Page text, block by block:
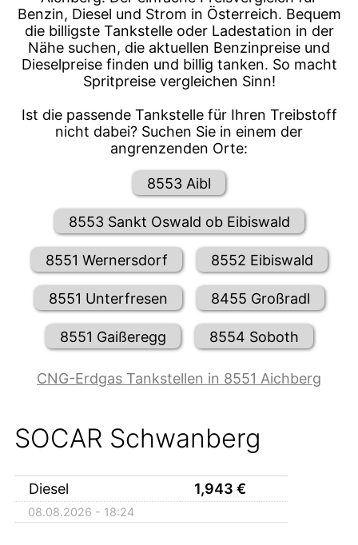
Benzin, Diesel und Strom in Österreich. Bequem
die billigste Tankstelle oder Ladestation in der
Nähe suchen, die aktuellen Benzinpreise und
Dieselpreise finden und billig tanken. So macht
Spritpreise vergleichen Sinn!
Ist die passende Tankstelle für Ihren Treibstoff
nicht dabei? Suchen Sie in einem der
angrenzenden Orte:
8553 Aibl
8553 Sankt Oswald ob Eibiswald
8551 Wernersdorf 8552 Eibiswald
8551 Unterfresen 8455 Großradl
8551 Gaißeregg 8554 Soboth
CNG-Erdgas Tankstellen in 8551 Aichberg
SOCAR Schwanberg
Diesel 1,943 €
08.08.2026 - 18:24